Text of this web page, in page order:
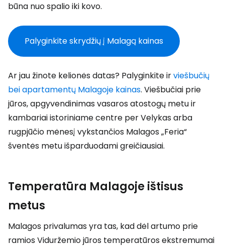
būna nuo spalio iki kovo.
Palyginkite skrydžių į Malagą kainas
Ar jau žinote kelionės datas? Palyginkite irviešbučių
bei apartamentų Malagoje kainas. Viešbučiai prie
jūros, apgyvendinimas vasaros atostogų metu ir
kambariai istoriniame centre per Velykas arba
rugpjūčio mėnesį vykstančios Malagos „Feria“
šventės metu išparduodami greičiausiai.
Temperatūra Malagoje ištisus
metus
Malagos privalumas yra tas, kad dėl artumo prie
ramios Viduržemio jūros temperatūros ekstremumai